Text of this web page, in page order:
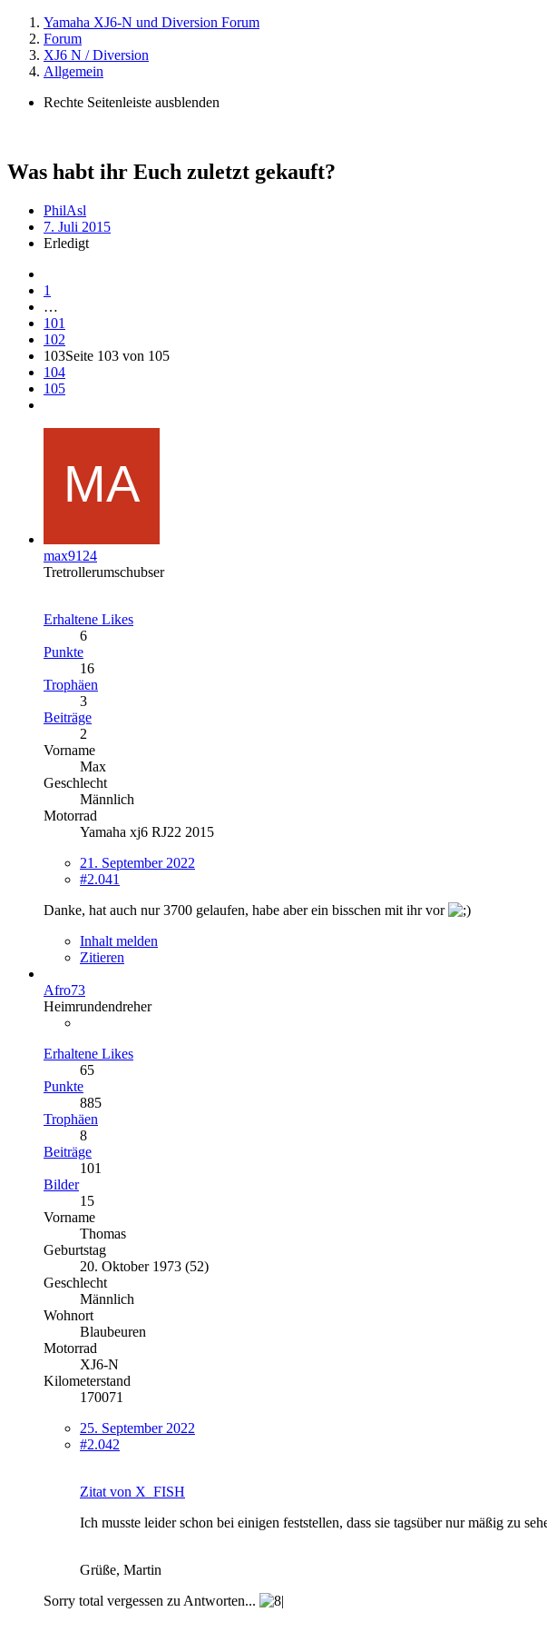
Yamaha XJ6-N und Diversion Forum
Forum
XJ6 N / Diversion
Allgemein
Rechte Seitenleiste ausblenden
Was habt ihr Euch zuletzt gekauft?
PhilAsl
7. Juli 2015
Erledigt
1
…
101
102
103Seite 103 von 105
104
105
max9124
Tretrollerumschubser
Erhaltene Likes
6
Punkte
16
Trophäen
3
Beiträge
2
Vorname
Max
Geschlecht
Männlich
Motorrad
Yamaha xj6 RJ22 2015
21. September 2022
#2.041
Danke, hat auch nur 3700 gelaufen, habe aber ein bisschen mit ihr vor
Inhalt melden
Zitieren
Afro73
Heimrundendreher
Erhaltene Likes
65
Punkte
885
Trophäen
8
Beiträge
101
Bilder
15
Vorname
Thomas
Geburtstag
20. Oktober 1973 (52)
Geschlecht
Männlich
Wohnort
Blaubeuren
Motorrad
XJ6-N
Kilometerstand
170071
25. September 2022
#2.042
Zitat von X_FISH
Ich musste leider schon bei einigen feststellen, dass sie tagsüber nur mäßig zu
Grüße, Martin
Sorry total vergessen zu Antworten...